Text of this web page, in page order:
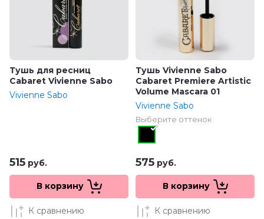
Тушь для ресниц
Cabaret Vivienne Sabo
Vivienne Sabo
515 руб.
В корзину
К сравнению
Тушь Vivienne Sabo
Cabaret Premiere Artistic
Volume Mascara 01
Vivienne Sabo
Выберите оттенок
575 руб.
В корзину
К сравнению